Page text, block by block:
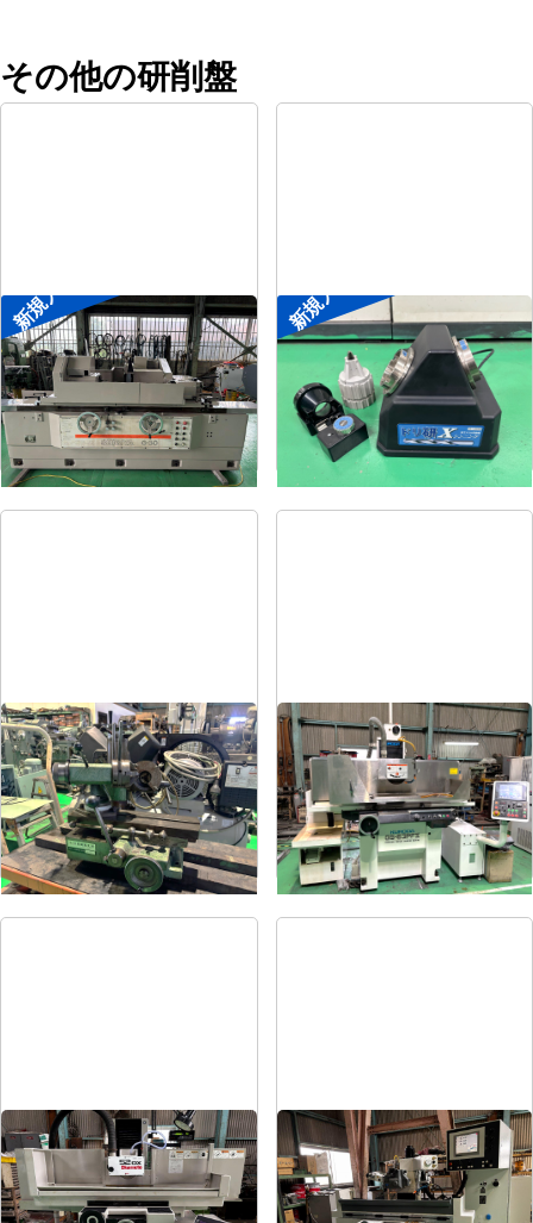
その他の研削盤
新規入荷
円筒研削盤
メーカー シギヤ精機
形 式GP-30B-100H
年 式1991
新規入荷
ドリル研削盤
メーカー ニシガキ
形 式ドリ研Xシンニング
式-
ドリル研削盤
メーカー 飯田
形 式YG-200F
年 式-
平面研削盤
メーカー クロダ
形 式GS-63PFⅡ
年 式2015
平面研削盤
メーカー 岡本
平面研削盤
メーカー ユング